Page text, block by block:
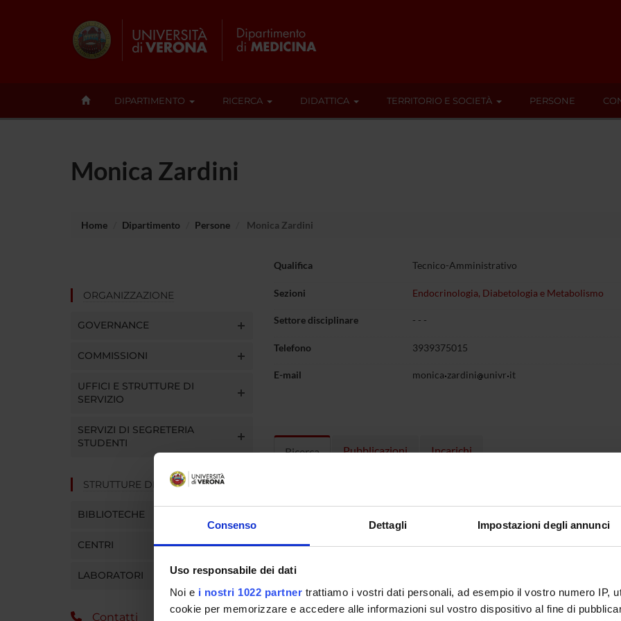
Consenso Dettagli Impostazioni degli annunci
Uso responsabile dei dati
Noi e i nostri 1022 partner trattiamo i vostri dati personali, ad esempio il vostro numero IP,
cookie per memorizzare e accedere alle informazioni sul vostro dispositivo al fine di
DIPARTIMENTO RICERCA DIDATTICA TERRITORIO E SOCIETÀ PERSONE
Monica Zardini
Home Dipartimento Persone Monica Zardini
ORGANIZZAZIONE
GOVERNANCE
COMMISSIONI
UFFICI E STRUTTURE DI
SERVIZIO
SERVIZI DI SEGRETERIA
STUDENTI
STRUTTURE DEL DIPARTIMENTO
BIBLIOTECHE
CENTRI
LABORATORI
Contatti
Qualifica Tecnico-Amministrativo
Sezioni Endocrinologia, Diabetologia e Metabolismo
Settore disciplinare - - -
Telefono 3939375015
E-mail monica zardini univr it
Ricerca Pubblicazioni Incarichi
PROGETTI
Trattamento con LDL-aferesi nell'ipercolesterolemia familiare.
Creazione di una siero-teca e di una DNA-teca dei pazienti con diabete